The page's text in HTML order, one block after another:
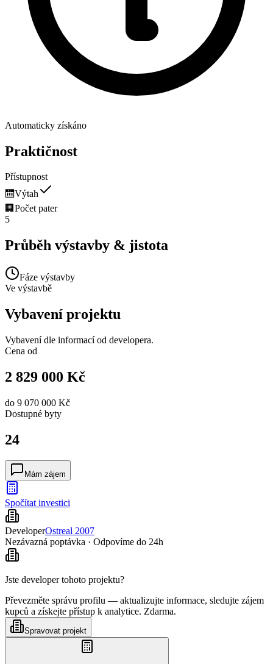
Automaticky získáno
Praktičnost
Přístupnost
🛗Výtah
🏢 Počet pater
5
Průběh výstavby & jistota
Fáze výstavby
Ve výstavbě
Vybavení projektu
Vybavení dle informací od developera.
Cena od
2 829 000 Kč
do 9 070 000 Kč
Dostupné byty
24
Mám zájem
Spočítat investici
DeveloperOstreal 2007
Nezávazná poptávka · Odpovíme do 24h
Jste developer tohoto projektu?
Převezměte správu profilu — aktualizujte informace, sledujte zájem
kupců a získejte přístup k analytice. Zdarma.
Spravovat projekt